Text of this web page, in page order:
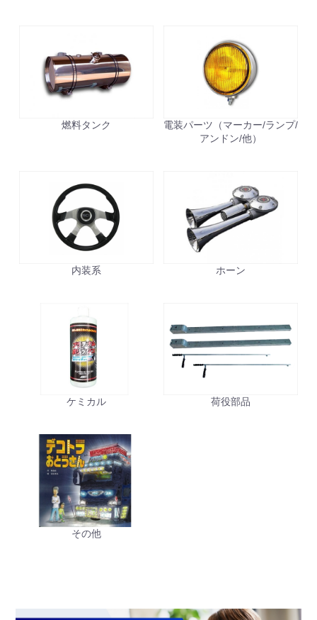
燃料タンク
電装パーツ（マーカー/ランプ/
アンドン/他）
内装系 ホーン
ケミカル 荷役部品
その他